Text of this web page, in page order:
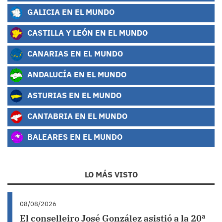
GALICIA EN EL MUNDO
CASTILLA Y LEÓN EN EL MUNDO
CANARIAS EN EL MUNDO
ANDALUCÍA EN EL MUNDO
ASTURIAS EN EL MUNDO
CANTABRIA EN EL MUNDO
BALEARES EN EL MUNDO
LO MÁS VISTO
08/08/2026
El conselleiro José González asistió a la 20ª